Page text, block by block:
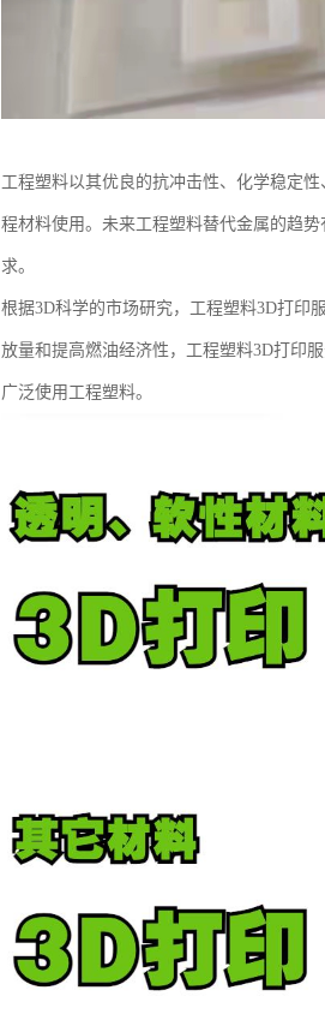
工程塑料以其优良的抗冲击性、化学稳定
程材料使用。未来工程塑料替代金属的趋
求。
根据3D科学的市场研究，工程塑料3D打印
放量和提高燃油经济性，工程塑料3D打印
广泛使用工程塑料。